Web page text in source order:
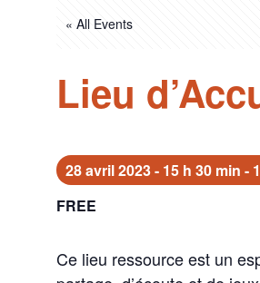
« All Events
Lieu
28 avril 2023 - 15 h 30 min -
FREE
Ce lieu ressource est un